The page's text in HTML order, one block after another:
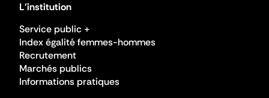
L'institution
Service public +
Index égalité femmes-hommes
Recrutement
Marchés publics
Informations pratiques